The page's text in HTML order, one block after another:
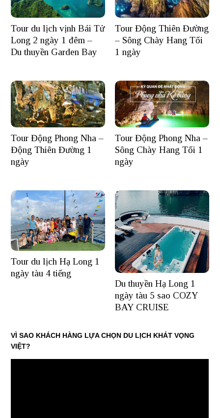
Tour du lịch vịnh Bái Tử
Long 2 ngày 1 đêm –
Du thuyền Garden Bay
Tour Động Thiên Đường
– Sông Chày Hang Tối
1 ngày
Tour Động Phong Nha –
Động Thiên Đường 1
ngày
Tour Động Phong Nha –
Sông Chày Hang Tối 1
ngày
Tour du lịch Hạ Long 1
ngày tàu 4 tiếng
Du thuyền Hạ Long 1
ngày tàu 5 sao COZY
BAY CRUISE
VÌ SAO KHÁCH HÀNG LỰA CHỌN DU LỊCH KHÁT VỌNG
VIỆT?